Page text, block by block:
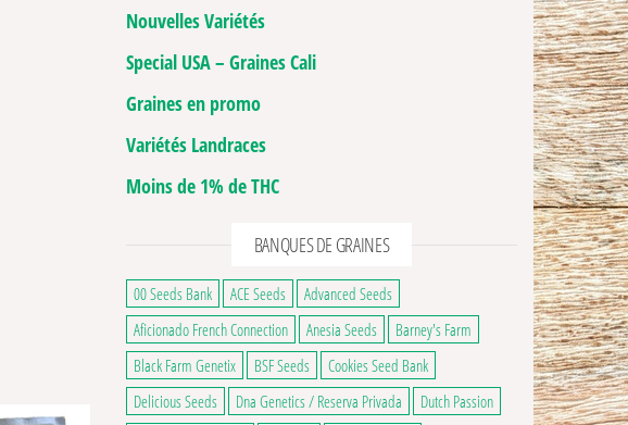
choisies sur la page du produit
Nouvelles Variétés
Special USA – Graines Cali
Graines en promo
Variétés Landraces
Moins de 1% de THC
BANQUES DE GRAINES
00 Seeds Bank ACE Seeds
Advanced Seeds
Aficionado French Connection
Anesia Seeds
Barney's Farm
Black Farm Genetix
BSF Seeds
Cookies Seed Bank
Delicious Seeds
Dna Genetics / Reserva Privada
Dutch Passion